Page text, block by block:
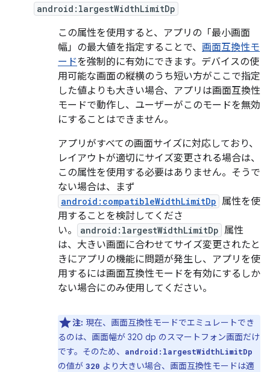
android:largestWidthLimitDp
この属性を使用すると、アプリの「最小画面
幅」の最大値を指定することで、 画面互換性モ
ードを強制的に有効にできます。デバイスの使
用可能な画面の縦横のうち短い方がここで指定
した値よりも大きい場合、アプリは画面互換性
モードで動作し、ユーザーがこのモードを無効
にすることはできません。
アプリがすべての画面サイズに対応しており、
レイアウトが適切にサイズ変更される場合は、
この属性を使用する必要はありません。そうで
ない場合は、まず
android:compatibleWidthLimitDp 属性を使
用することを検討してくださ
い。
android:largestWidthLimitDp 属性
は、大きい画面に合わせてサイズ変更されたと
きにアプリの機能に問題が発生し、アプリを使
用するには画面互換性モードを有効にするしか
ない場合にのみ使用してください。
注: 現在、画面互換性モードでエミュレートでき
るのは、画面幅が 320 dp のスマートフォン画面だけ
です。そのため、
android:largestWidthLimitDp
の値が 320 より大きい場合、画面互換性モードは適